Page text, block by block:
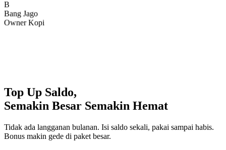
Bang Jago
Owner Kopi
Top Up Saldo,
Semakin Besar Semakin Hemat
Tidak ada langganan bulanan. Isi saldo sekali, pakai sampai habis.
Bonus makin gede di paket besar.